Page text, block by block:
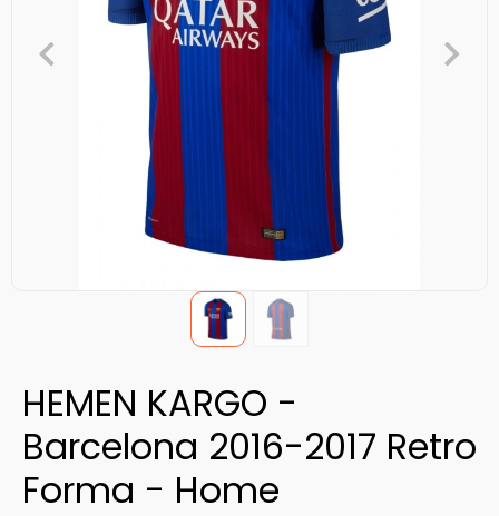
HEMEN KARGO -
Barcelona 2016-2017 Retro
Forma - Home